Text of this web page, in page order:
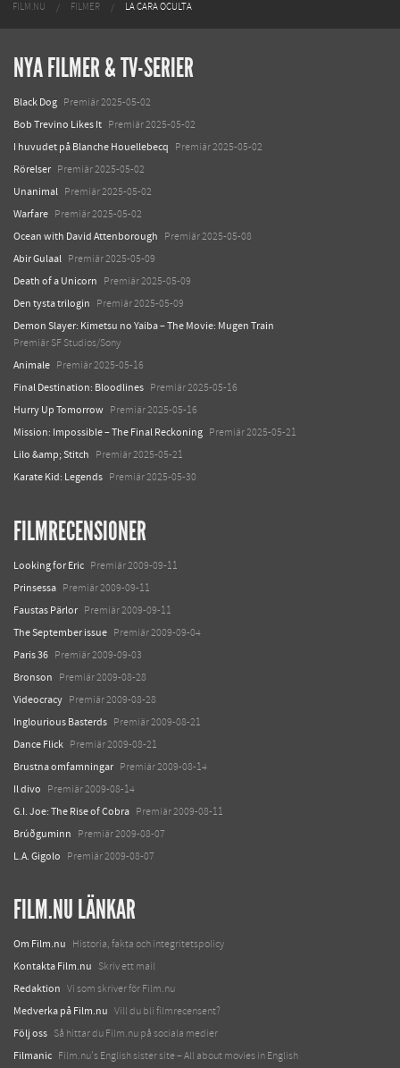
FILM.NU FILMER LA CARA OCULTA
NYA FILMER & TV-SERIER
Black Dog Premiär 2025-05-02
Bob Trevino Likes It Premiär 2025-05-02
I huvudet på Blanche Houellebecq Premiär 2025-05-02
Rörelser Premiär 2025-05-02
Unanimal Premiär 2025-05-02
Warfare Premiär 2025-05-02
Ocean with David Attenborough Premiär 2025-05-08
Abir Gulaal Premiär 2025-05-09
Death of a Unicorn Premiär 2025-05-09
Den tysta trilogin Premiär 2025-05-09
Demon Slayer: Kimetsu no Yaiba – The Movie: Mugen Train
Premiär SF Studios/Sony
Animale Premiär 2025-05-16
Final Destination: Bloodlines Premiär 2025-05-16
Hurry Up Tomorrow Premiär 2025-05-16
Mission: Impossible – The Final Reckoning Premiär 2025-05-21
Lilo &amp; Stitch Premiär 2025-05-21
Karate Kid: Legends Premiär 2025-05-30
FILMRECENSIONER
Looking for Eric Premiär 2009-09-11
Prinsessa Premiär 2009-09-11
Faustas Pärlor Premiär 2009-09-11
The September issue Premiär 2009-09-04
Paris 36 Premiär 2009-09-03
Bronson Premiär 2009-08-28
Videocracy Premiär 2009-08-28
Inglourious Basterds Premiär 2009-08-21
Dance Flick Premiär 2009-08-21
Brustna omfamningar Premiär 2009-08-14
Il divo Premiär 2009-08-14
G.I. Joe: The Rise of Cobra Premiär 2009-08-11
Brúðguminn Premiär 2009-08-07
L.A. Gigolo Premiär 2009-08-07
FILM.NU LÄNKAR
Om Film.nu Historia, fakta och integritetspolicy
Kontakta Film.nu Skriv ett mail
Redaktion Vi som skriver för Film.nu
Medverka på Film.nu Vill du bli filmrecensent?
Följ oss Så hittar du Film.nu på sociala medier
Filmanic Film.nu's English sister site – All about movies in English